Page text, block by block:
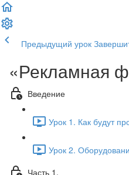
Предыдущий урок
«Рекламная
Введение
Урок 1. Как будут
Урок 2.
Часть 1.